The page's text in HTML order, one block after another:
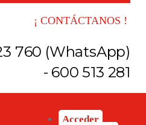
¡ CONTÁCTANOS !
760 (WhatsApp)
- 600 513 281
Acceder